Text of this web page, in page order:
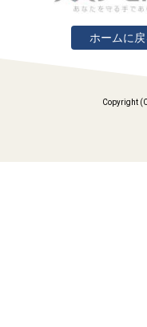
ホームに戻
Copyright